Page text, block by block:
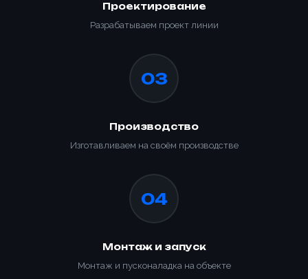
Проектирование
Разрабатываем проект линии
03
Производство
Изготавливаем на своём производстве
04
Монтаж и запуск
Монтаж и пусконаладка на объекте